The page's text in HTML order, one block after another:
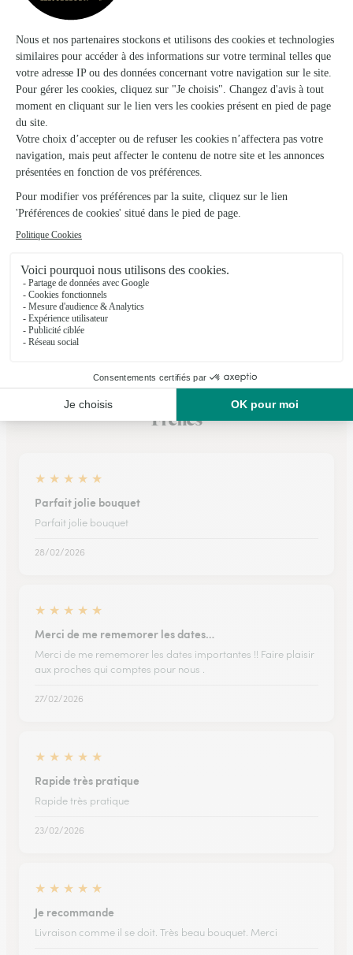
★ ★★★★4.5 (171)
70, rue du Mans
Voir la boutique
O Mille et Une Fleur
Pre en Pail St Samson
65, rue Aristide Briand
Voir la boutique
Ils ont fait livrer des fleurs ou une plante à
Frenes
★ ★ ★ ★ ★
Parfait jolie bouquet
Parfait jolie bouquet
28/02/2026
★ ★ ★ ★ ★
Merci de me rememorer les dates…
Merci de me rememorer les dates importantes !! Faire plaisir
aux proches qui comptes pour nous .
27/02/2026
★ ★ ★ ★ ★
Rapide très pratique
Rapide très pratique
23/02/2026
★ ★ ★ ★ ★
Je recommande
Livraison comme il se doit. Très beau bouquet. Merci